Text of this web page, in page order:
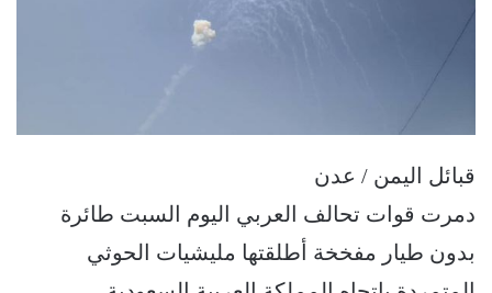
قبائل اليمن / عدن
دمرت قوات تحالف العربي اليوم السبت طائرة
بدون طيار مفخخة أطلقتها مليشيات الحوثي